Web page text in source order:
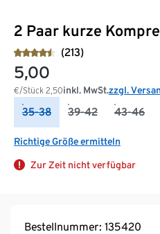
2 Paar kurze
(213)
5,00
€/Stück 2,50inkl. MwSt.zzgl.
35-38 39-42 43-46
Richtige Größe ermitteln
Zur Zeit nicht verfügbar
Bestellnummer: 135420